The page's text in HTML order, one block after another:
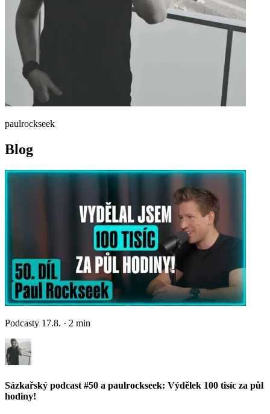
paulrockseek
Blog
Podcasty 17.8. · 2 min
Sázkařský podcast #50 a paulrockseek: Výdělek 100 tisíc za půl
hodiny!